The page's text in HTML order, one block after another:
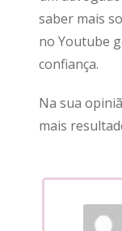
saber mais
no Youtube
confiança.
Na sua
mais